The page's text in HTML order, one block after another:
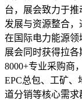
台，展会致力于
发展与资源整合
在国际电力能源领
展会同时获得拉各
8000+专业采购商
EPC总包、工矿
道分销等核心需求